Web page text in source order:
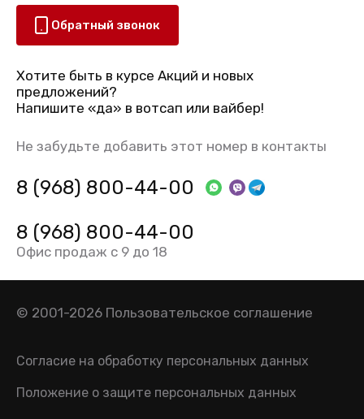
Обратный звонок
Хотите быть в курсе Акций и новых
предложений?
Напишите «да» в вотсап или вайбер!
Не забудьте добавить этот номер в контакты
8 (968) 800-44-00
8 (968) 800-44-00
Офис продаж с 9 до 18
© 2001-2026 Пользовательское соглашение
Согласие на обработку персональных данных
Положение о защите персональных данных